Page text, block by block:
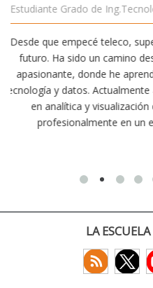
de
en
Estudiar teleco
conectividad
exige esfuerzo,
actividades
convencido de que
LA